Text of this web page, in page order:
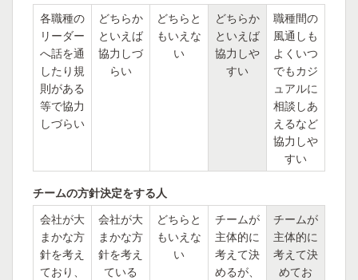
各職種の
リーダー
へ話を通
したり規
則がある
等で協力
しづらい
どちらか
といえば
協力しづ
らい
どちらと
もいえな
い
どちらか
といえば
協力しや
すい
職種間の
風通しも
よくいつ
でもカジ
ュアルに
相談しあ
えるなど
協力しや
すい
チームの方針決定をする人
会社が大
まかな方
針を考え
ており、
会社が大
まかな方
針を考え
ている
どちらと
もいえな
い
チームが
主体的に
考えて決
めるが、
チームが
主体的に
考えて決
めてお